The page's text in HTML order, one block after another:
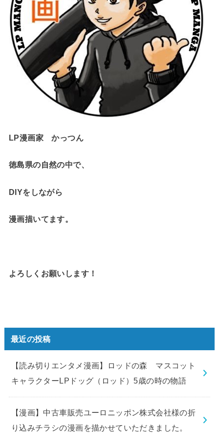
LP漫画家 かっつん
徳島県の自然の中で、
DIYをしながら
漫画描いてます。
よろしくお願いします！
最近の投稿
【読み切りエンタメ漫画】ロッドの森 マスコット
キャラクターLPドッグ（ロッド）5歳の時の物語
【漫画】中古車販売ユーロニッポン株式会社様の折
り込みチラシの漫画を描かせていただきました。